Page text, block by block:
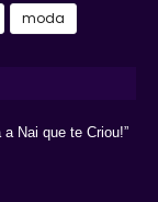
moda
Nai que te Criou!”